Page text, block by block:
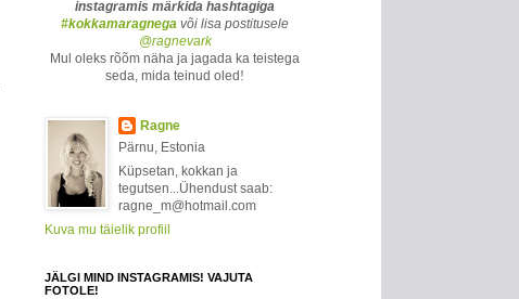
instagramis märkida hashtagiga
#kokkamaragnega või lisa postitusele
@ragnevark
Mul oleks rõõm näha ja jagada ka teistega
seda, mida teinud oled !
Ragne
Pärnu, Estonia
Küpsetan, kokkan ja
tegutsen...Ühendust saab:
ragne_m@hotmail.com
Kuva mu täielik profiil
JÄLGI MIND INSTAGRAMIS! VAJUTA
FOTOLE!